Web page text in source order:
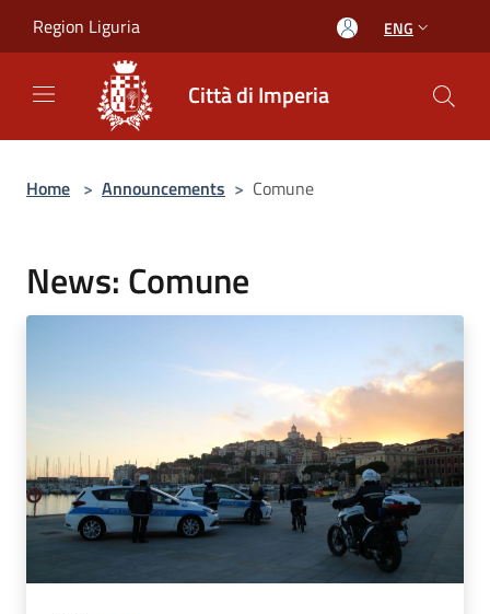
Region Liguria ENG
Città di Imperia
Home > Announcements > Comune
News: Comune